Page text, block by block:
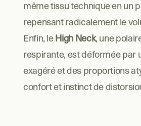
même tissu technique en un
repensant radicalement le
Enfin, le High Neck, une
respirante, est déformée par
exagéré et des proportions
confort et instinct de